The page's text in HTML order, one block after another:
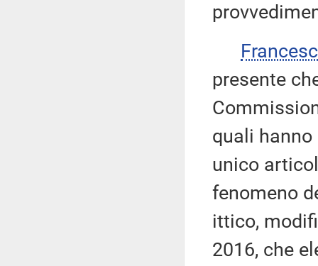
presente
quali
unico
fenomeno
ittico,
2016, che